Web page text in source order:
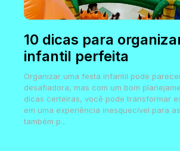
10 dicas para
infantil perfeita
Organizar uma festa infantil pode
desafiadora, mas com um bom
dicas certeiras, você pode transformar
em uma experiência inesquecível para
também p...